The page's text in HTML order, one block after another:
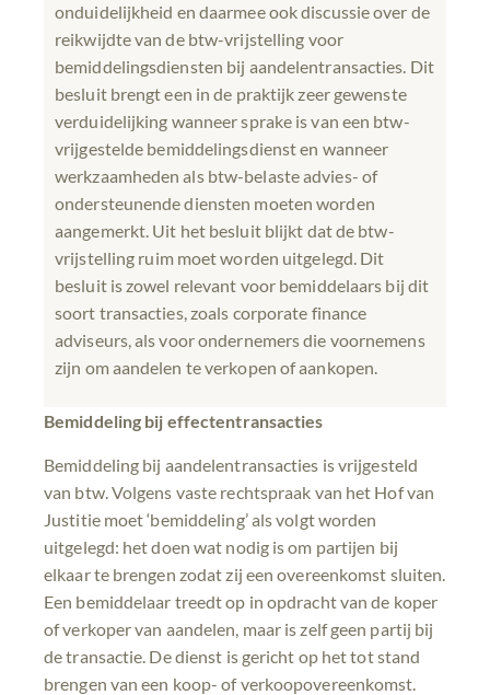
onduidelijkheid en daarmee ook discussie over de
reikwijdte van de btw-vrijstelling voor
bemiddelingsdiensten bij aandelentransacties. Dit
besluit brengt een in de praktijk zeer gewenste
verduidelijking wanneer sprake is van een btw-
vrijgestelde bemiddelingsdienst en wanneer
werkzaamheden als btw-belaste advies- of
ondersteunende diensten moeten worden
aangemerkt. Uit het besluit blijkt dat de btw-
vrijstelling ruim moet worden uitgelegd. Dit
besluit is zowel relevant voor bemiddelaars bij dit
soort transacties, zoals corporate finance
adviseurs, als voor ondernemers die voornemens
zijn om aandelen te verkopen of aankopen.
Bemiddeling bij effectentransacties
Bemiddeling bij aandelentransacties is vrijgesteld
van btw. Volgens vaste rechtspraak van het Hof van
Justitie moet ‘bemiddeling’ als volgt worden
uitgelegd: het doen wat nodig is om partijen bij
elkaar te brengen zodat zij een overeenkomst sluiten.
Een bemiddelaar treedt op in opdracht van de koper
of verkoper van aandelen, maar is zelf geen partij bij
de transactie. De dienst is gericht op het tot stand
brengen van een koop- of verkoopovereenkomst.